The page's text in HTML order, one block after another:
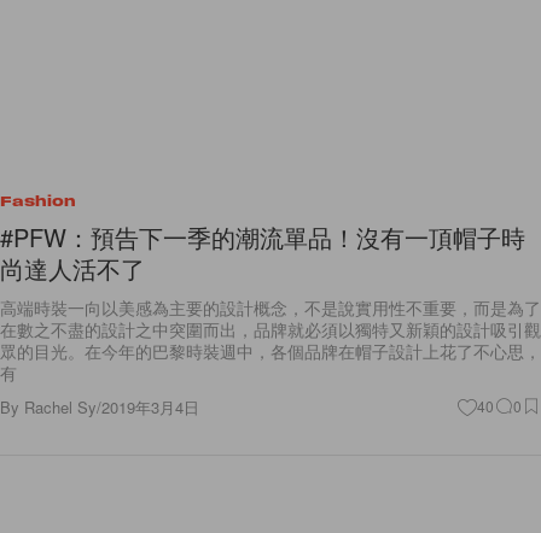
Fashion
#PFW：預告下一季的潮流單品！沒有一頂帽子時
尚達人活不了
高端時裝一向以美感為主要的設計概念，不是說實用性不重要，而是為了
在數之不盡的設計之中突圍而出，品牌就必須以獨特又新穎的設計吸引觀
眾的目光。在今年的巴黎時裝週中，各個品牌在帽子設計上花了不心思，
有
By Rachel Sy/2019年3月4日 40 0